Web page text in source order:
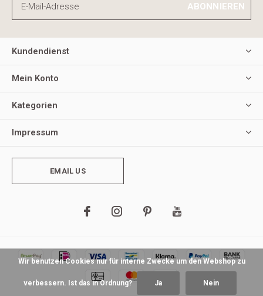
ABONNIEREN
Kundendienst
Mein Konto
Kategorien
Impressum
EMAIL US
Wir benutzen Cookies nur für interne Zwecke um den Webshop zu
verbessern. Ist das in Ordnung? Ja Nein